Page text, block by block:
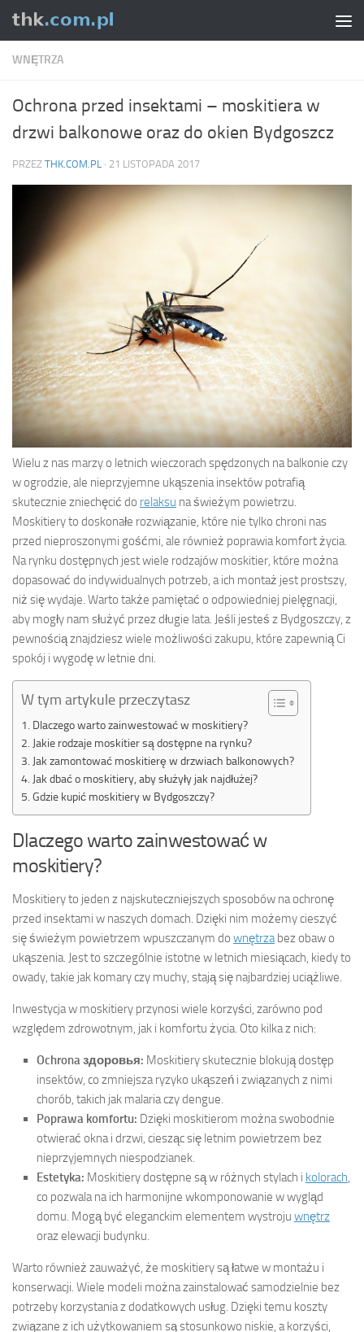
Skip to content
WNĘTRZA
Ochrona przed insektami – moskitiera w
drzwi balkonowe oraz do okien Bydgoszcz
PRZEZ THK.COM.PL · 21 LISTOPADA 2017
Wielu z nas marzy o letnich wieczorach spędzonych na balkonie czy
w ogrodzie, ale nieprzyjemne ukąszenia insektów potrafią
skutecznie zniechęcić do relaksu na świeżym powietrzu.
Moskitiery to doskonałe rozwiązanie, które nie tylko chroni nas
przed nieproszonymi gośćmi, ale również poprawia komfort życia.
Na rynku dostępnych jest wiele rodzajów moskitier, które można
dopasować do indywidualnych potrzeb, a ich montaż jest prostszy,
niż się wydaje. Warto także pamiętać o odpowiedniej pielęgnacji,
aby mogły nam służyć przez długie lata. Jeśli jesteś z Bydgoszczy, z
pewnością znajdziesz wiele możliwości zakupu, które zapewnią Ci
spokój i wygodę w letnie dni.
W tym artykule przeczytasz
Dlaczego warto zainwestować w moskitiery?
Jakie rodzaje moskitier są dostępne na rynku?
Jak zamontować moskitierę w drzwiach balkonowych?
Jak dbać o moskitiery, aby służyły jak najdłużej?
Gdzie kupić moskitiery w Bydgoszczy?
Dlaczego warto zainwestować w
moskitiery?
Moskitiery to jeden z najskuteczniejszych sposobów na ochronę
przed insektami w naszych domach. Dzięki nim możemy cieszyć
się świeżym powietrzem wpuszczanym do wnętrzabez obaw o
ukąszenia. Jest to szczególnie istotne w letnich miesiącach, kiedy to
owady, takie jak komary czy muchy, stają się najbardziej uciążliwe.
Inwestycja w moskitiery przynosi wiele korzyści, zarówno pod
względem zdrowotnym, jak i komfortu życia. Oto kilka z nich:
Ochrona здоровья: Moskitiery skutecznie blokują dostęp
insektów, co zmniejsza ryzyko ukąszeń i związanych z nimi
chorób, takich jak malaria czy dengue.
Poprawa komfortu: Dzięki moskitierom można swobodnie
otwierać okna i drzwi, ciesząc się letnim powietrzem bez
nieprzyjemnych niespodzianek.
Estetyka: Moskitiery dostępne są w różnych stylach i kolorach,
co pozwala na ich harmonijne wkomponowanie w wygląd
domu. Mogą być eleganckim elementem wystroju wnętrz
oraz elewacji budynku.
Warto również zauważyć, że moskitiery są łatwe w montażu i
konserwacji. Wiele modeli można zainstalować samodzielnie bez
potrzeby korzystania z dodatkowych usług. Dzięki temu koszty
związane z ich użytkowaniem są stosunkowo niskie, a korzyści,